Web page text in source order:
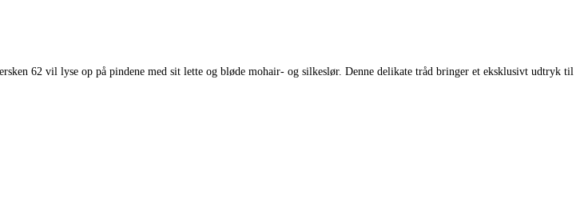
62 vil lyse op på pindene med sit lette og bløde mohair- og silkeslør. Denne delikate tråd bringer et eksklusivt udtryk til